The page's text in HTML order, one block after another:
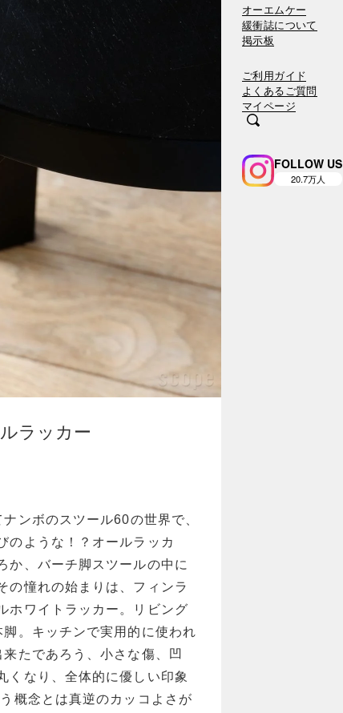
ラッカー
ンボのスツール60の世界で、
のような！？オールラッカ
か、バーチ脚スツールの中に
の憧れの始まりは、フィンラ
ホワイトラッカー。リビング
。キッチンで実用的に使われ
たであろう、小さな傷、凹
くなり、全体的に優しい印象
概念とは真逆のカッコよさが
オーエムケー
緩衝誌について
掲示板
ご利用ガイド
よくあるご質問
マイページ
FOLLOW US